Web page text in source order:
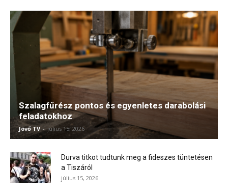
Szalagfűrész pontos és egyenletes darabolási
feladatokhoz
Jövő TV - július 15, 2026
Durva titkot tudtunk meg a fideszes tüntetésen
a Tiszáról
július 15, 2026